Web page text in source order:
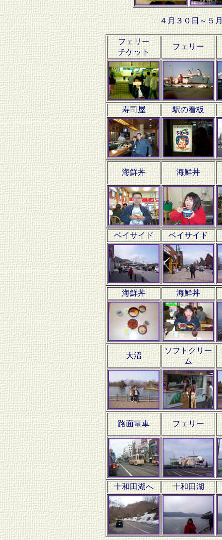
４月３０日～５
フェリー
チケット
フェリー
寿司屋 駅の看板
海鮮丼 海鮮丼
ベイサイド ベイサイド
海鮮丼 海鮮丼
大沼
ソフトクリー
ム
路面電車 フェリー
十和田湖へ 十和田湖